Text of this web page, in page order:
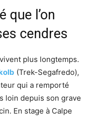
que l’on
cendres
plus longtemps.
(Trek-Segafredo),
qui a remporté
loin depuis son grave
En stage à Calpe